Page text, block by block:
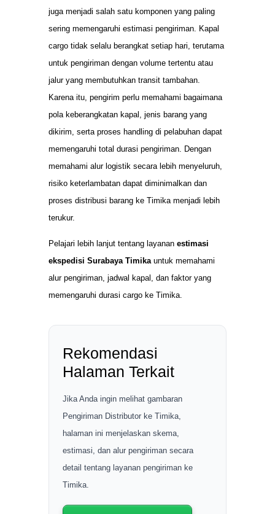
juga menjadi salah satu komponen yang paling
sering memengaruhi estimasi pengiriman. Kapal
cargo tidak selalu berangkat setiap hari, terutama
untuk pengiriman dengan volume tertentu atau
jalur yang membutuhkan transit tambahan.
Karena itu, pengirim perlu memahami bagaimana
pola keberangkatan kapal, jenis barang yang
dikirim, serta proses handling di pelabuhan dapat
memengaruhi total durasi pengiriman. Dengan
memahami alur logistik secara lebih menyeluruh,
risiko keterlambatan dapat diminimalkan dan
proses distribusi barang ke Timika menjadi lebih
terukur.
Pelajari lebih lanjut tentang layanan estimasi
ekspedisi Surabaya Timikauntuk memahami
alur pengiriman, jadwal kapal, dan faktor yang
memengaruhi durasi cargo ke Timika.
Rekomendasi
Halaman Terkait
Jika Anda ingin melihat gambaran
Pengiriman Distributor ke Timika,
halaman ini menjelaskan skema,
estimasi, dan alur pengiriman secara
detail tentang layanan pengiriman ke
Timika.